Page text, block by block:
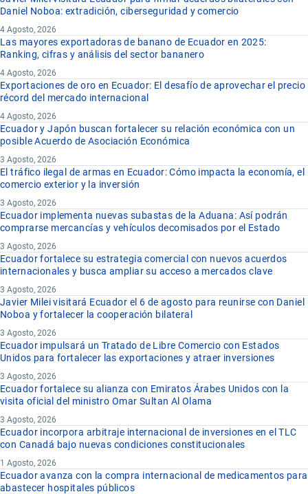
Daniel Noboa: extradición, ciberseguridad y comercio
4 Agosto, 2026
Las mayores exportadoras de banano de Ecuador en 2025:
Ranking, cifras y análisis del sector bananero
4 Agosto, 2026
Exportaciones de oro en Ecuador: El desafío de aprovechar el precio
récord del mercado internacional
4 Agosto, 2026
Ecuador y Japón buscan fortalecer su relación económica con un
posible Acuerdo de Asociación Económica
3 Agosto, 2026
El tráfico ilegal de armas en Ecuador: Cómo impacta la economía, el
comercio exterior y la inversión
3 Agosto, 2026
Ecuador implementa nuevas subastas de la Aduana: Así podrán
comprarse mercancías y vehículos decomisados por el Estado
3 Agosto, 2026
Ecuador fortalece su estrategia comercial con nuevos acuerdos
internacionales y busca ampliar su acceso a mercados clave
3 Agosto, 2026
Javier Milei visitará Ecuador el 6 de agosto para reunirse con Daniel
Noboa y fortalecer la cooperación bilateral
3 Agosto, 2026
Ecuador impulsará un Tratado de Libre Comercio con Estados
Unidos para fortalecer las exportaciones y atraer inversiones
3 Agosto, 2026
Ecuador fortalece su alianza con Emiratos Árabes Unidos con la
visita oficial del ministro Omar Sultan Al Olama
3 Agosto, 2026
Ecuador incorpora arbitraje internacional de inversiones en el TLC
con Canadá bajo nuevas condiciones constitucionales
1 Agosto, 2026
Ecuador avanza con la compra internacional de medicamentos para
abastecer hospitales públicos